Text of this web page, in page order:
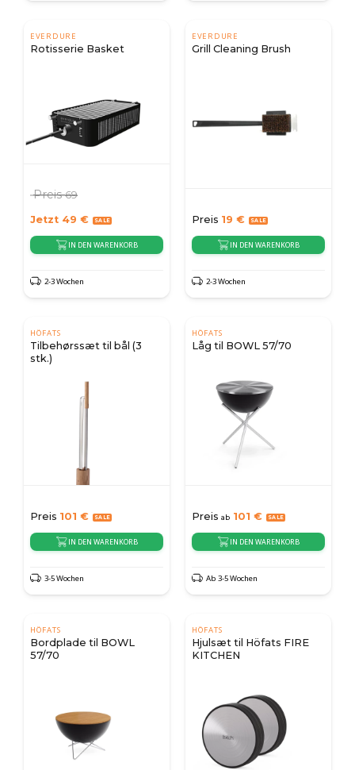
EVERDURE
Rotisserie Basket
Preis69
Jetzt 49 €
IN DEN WARENKORB
2-3 Wochen
EVERDURE
Grill Cleaning Brush
Preis 19 €
IN DEN WARENKORB
2-3 Wochen
HÖFATS
Tilbehørssæt til bål (3
stk.)
Preis 101 €
IN DEN WARENKORB
3-5 Wochen
HÖFATS
Låg til BOWL 57/70
Preis ab 101 €
IN DEN WARENKORB
Ab 3-5 Wochen
HÖFATS
Bordplade til BOWL
57/70
HÖFATS
Hjulsæt til Höfats FIRE
KITCHEN